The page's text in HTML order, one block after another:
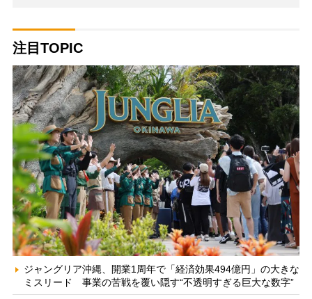
注目TOPIC
ジャングリア沖縄、開業1周年で「経済効果494億円」の大きな
ミスリード 事業の苦戦を覆い隠す“不透明すぎる巨大な数字”